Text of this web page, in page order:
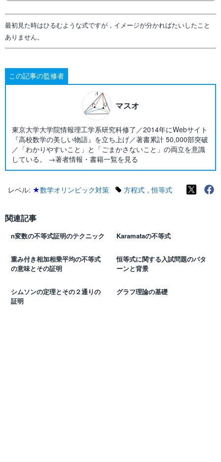
最初見た時はひるむような式ですが，イメージが分かればたいしたこと
ありません。
この記事の監修者
マスオ
東京大学大学院情報理工学系研究科修了／2014年にWebサイト
『高校数学の美しい物語』を立ち上げ／著書累計 50,000部突破
／「わかりやすいこと」と「ごまかさないこと」の両立を意識
している。 →著者情報・書籍一覧を見る
レベル: ★数学オリンピック対策 方程式，恒等式
関連記事
n変数の不等式証明のテクニック Karamataの不等式
重み付き相加相乗平均の不等式
の意味とその証明
恒等式に関する入試問題のパタ
ーンと背景
シムソンの定理とその２通りの
証明
グラフ理論の基礎